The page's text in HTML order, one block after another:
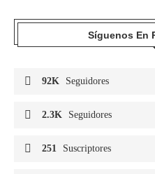
Síguenos En
92K Seguidores
2.3K Seguidores
251 Suscriptores